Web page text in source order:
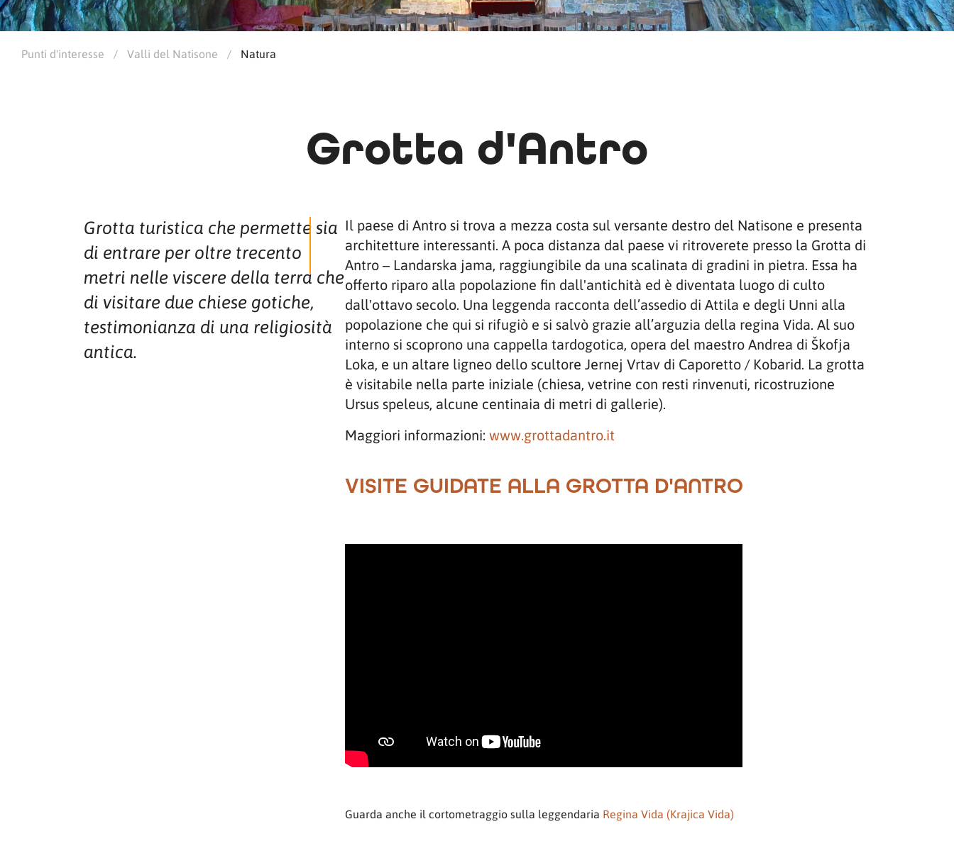
Punti d'interesse / Valli del Natisone / Natura
Grotta d'Antro
Grotta turistica che permette sia
di entrare per oltre trecento
metri nelle viscere della terra che
di visitare due chiese gotiche,
testimonianza di una religiosità
antica.
Il paese di Antro si trova a mezza costa sul versante destro del Natisone e presenta
architetture interessanti. A poca distanza dal paese vi ritroverete presso la Grotta di
Antro – Landarska jama, raggiungibile da una scalinata di gradini in pietra. Essa ha
offerto riparo alla popolazione fin dall'antichità ed è diventata luogo di culto
dall'ottavo secolo. Una leggenda racconta dell’assedio di Attila e degli Unni alla
popolazione che qui si rifugiò e si salvò grazie all’arguzia della regina Vida. Al suo
interno si scoprono una cappella tardogotica, opera del maestro Andrea di Škofja
Loka, e un altare ligneo dello scultore Jernej Vrtav di Caporetto / Kobarid. La grotta
è visitabile nella parte iniziale (chiesa, vetrine con resti rinvenuti, ricostruzione
Ursus speleus, alcune centinaia di metri di gallerie).
Maggiori informazioni: www.grottadantro.it
VISITE GUIDATE ALLA GROTTA D'ANTRO
Guarda anche il cortometraggio sulla leggendaria Regina Vida (Krajica Vida)